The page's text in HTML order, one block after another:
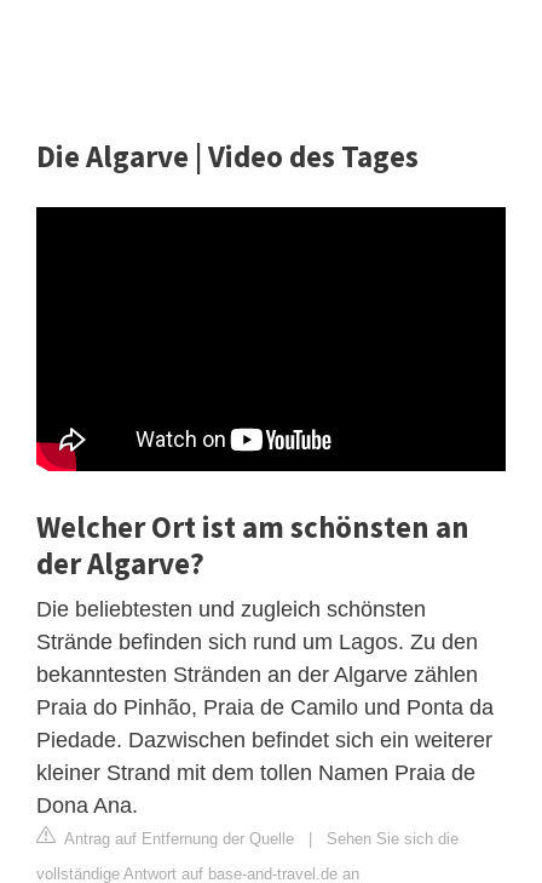
Die Algarve | Video des Tages
Welcher Ort ist am schönsten an
der Algarve?
Die beliebtesten und zugleich schönsten
Strände befinden sich rund um Lagos. Zu den
bekanntesten Stränden an der Algarve zählen
Praia do Pinhão, Praia de Camilo und Ponta da
Piedade. Dazwischen befindet sich ein weiterer
kleiner Strand mit dem tollen Namen Praia de
Dona Ana.
Antrag auf Entfernung der Quelle | Sehen Sie sich die
vollständige Antwort auf base-and-travel.de an